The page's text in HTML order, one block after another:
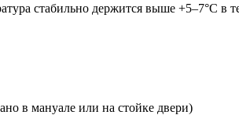
стабильно держится выше +5–7°C в
в мануале или на стойке двери)